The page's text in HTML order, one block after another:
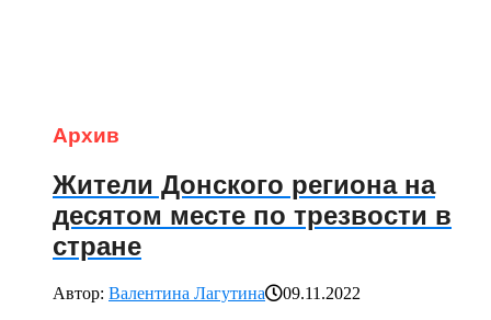
Архив
Жители Донского региона на
десятом месте по трезвости в
стране
Автор: Валентина Лагутина
09.11.2022